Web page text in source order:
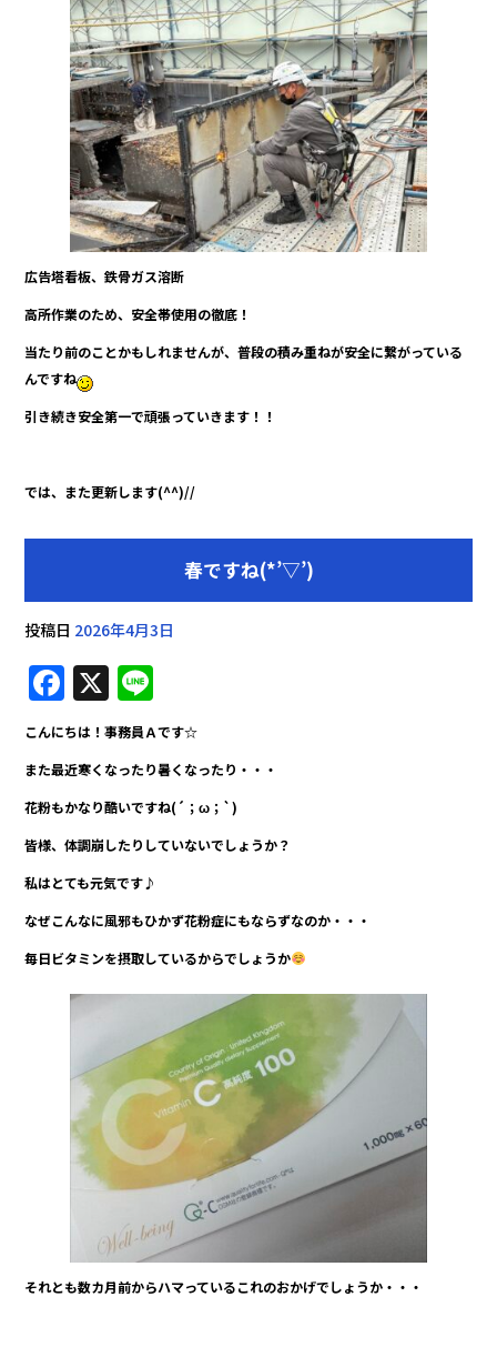
広告塔看板、鉄骨ガス溶断
高所作業のため、安全帯使用の徹底！
当たり前のことかもしれませんが、普段の積み重ねが安全に繋がっている
んですね
引き続き安全第一で頑張っていきます！！
では、また更新します(^^)//
春ですね(*’▽’)
投稿日 2026年4月3日
F
a
c
e
b
o
o
k
X
n
e
こんにちは！事務員Ａです☆
また最近寒くなったり暑くなったり・・・
花粉もかなり酷いですね(´；ω；`)
皆様、体調崩したりしていないでしょうか？
私はとても元気です♪
なぜこんなに風邪もひかず花粉症にもならずなのか・・・
毎日ビタミンを摂取しているからでしょうか
それとも数カ月前からハマっているこれのおかげでしょうか・・・